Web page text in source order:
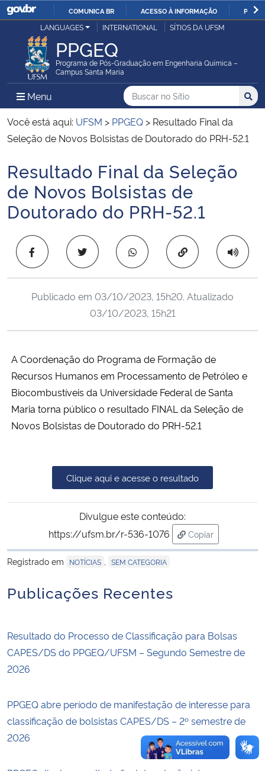
IR
O
COMUNICA BR ACESSO À INFORMAÇÃO
Ministério da Justiça e Segurança Pública
Ministério da Defesa
Ministério das Relações Exteriores
Ministério da Infraestrutura
Ministério da Agricultura, Pecuária e Abastecimento
Ministério da Educação
Ministério do Turismo
Ministério da Mulher, da Família e dos Direitos Humanos
Secretaria-Geral
Secretaria de Governo
Advocacia-Geral da União
LANGUAGES INTERNATIONAL SÍTIOS DA UFSM
PPGEQ
Programa de Pós-Graduação em Engenharia Química –
Campus Santa Maria
Menu Menu Principal do Sítio
Busca
Buscar no no Sítio
Busca:
Você está aqui: UFSM > PPGEQ > Resultado Final da
Seleção de Novos Bolsistas de Doutorado do PRH-52.1
Início do conteúdo
Resultado Final da Seleção
de Novos Bolsistas de
Doutorado do PRH-52.1
Copiar para área
Publicado em 03/10/2023, 15h20. Atualizado
03/10/2023, 15h21
A Coordenação do Programa de Formação de
Recursos Humanos em Processamento de Petróleo e
Biocombustíveis da Universidade Federal de Santa
Maria torna público o resultado FINAL da Seleção de
Novos Bolsistas de Doutorado do PRH-52.1
Clique aqui e acesse o resultado
Divulgue este conteúdo:
https://ufsm.br/r-536-1076
Copiar
para área de
Registrado em
NOTÍCIAS SEM CATEGORIA
Publicações Recentes
Resultado do Processo de Classificação para Bolsas
CAPES/DS do PPGEQ/UFSM – Segundo Semestre de
2026
PPGEQ abre período de manifestação de interesse para
classificação de bolsistas CAPES/DS – 2º semestre de
2026